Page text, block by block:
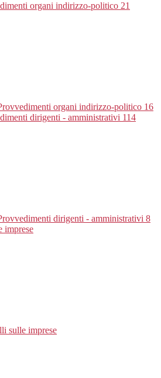
organi indirizzo-politico 21
organi indirizzo-politico 16
dirigenti - amministrativi 114
dirigenti - amministrativi 8
imprese
sulle imprese